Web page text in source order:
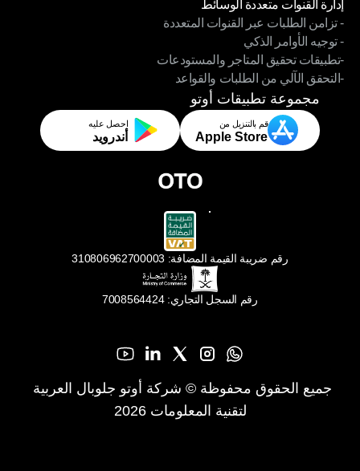
إدارة القنوات متعددة الوسائط
إدارة القنوات متعددة الوسائط
- تزامن الطلبات عبر القنوات المتعددة
- تزامن الطلبات عبر القنوات المتعددة
- توجيه الأوامر الذكي
- توجيه الأوامر الذكي
-تطبيقات تحقيق المتاجر والمستودعات
-تطبيقات تحقيق المتاجر والمستودعات
-التحقق الآلي من الطلبات والقواعد
-التحقق الآلي من الطلبات والقواعد
مجموعة تطبيقات أوتو
قم بالتنزيل من
Apple Store
احصل عليه
أندرويد
رقم ضريبة القيمة المضافة: 310806962700003
رقم السجل التجاري: 7008564424
لتقنية المعلومات 2026